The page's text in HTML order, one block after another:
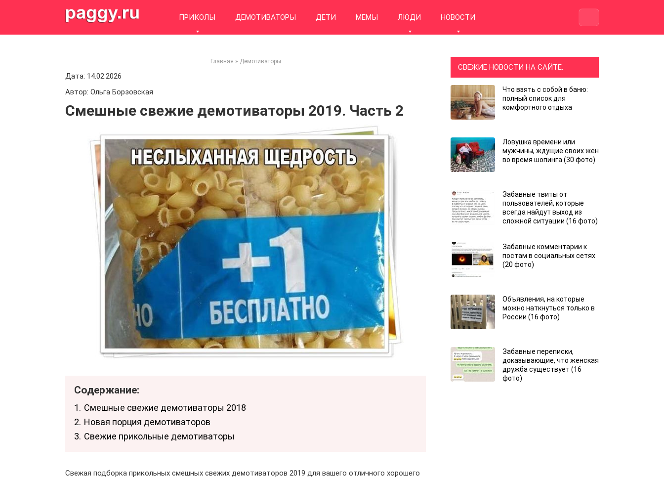
ПРИКОЛЫ ДЕМОТИВАТОРЫ ДЕТИ МЕМЫ ЛЮДИ НОВОСТИ
Главная » Демотиваторы
Дата: 14.02.2026
Автор: Ольга Борзовская
Смешные свежие демотиваторы 2019. Часть 2
Содержание:
1. Смешные свежие демотиваторы 2018
2. Новая порция демотиваторов
3. Свежие прикольные демотиваторы
Свежая подборка прикольных смешных свежих демотиваторов 2019 для вашего отличного хорошего
СВЕЖИЕ НОВОСТИ НА САЙТЕ:
Что взять с собой в баню:
полный список для
комфортного отдыха
Ловушка времени или
мужчины, ждущие своих жен
во время шопинга (30 фото)
Забавные твиты от
пользователей, которые
всегда найдут выход из
сложной ситуации (16 фото)
Забавные комментарии к
постам в социальных сетях
(20 фото)
Объявления, на которые
можно наткнуться только в
России (16 фото)
Забавные переписки,
доказывающие, что женская
дружба существует (16
фото)